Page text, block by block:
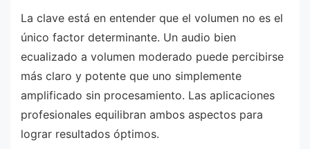
La clave está en entender que el volumen no es el
único factor determinante. Un audio bien
ecualizado a volumen moderado puede percibirse
más claro y potente que uno simplemente
amplificado sin procesamiento. Las aplicaciones
profesionales equilibran ambos aspectos para
lograr resultados óptimos.